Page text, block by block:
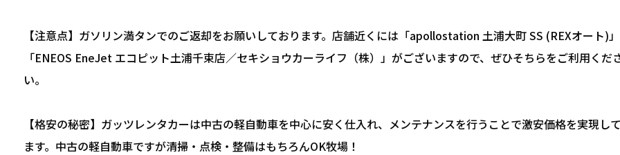
【注意点】ガソリン満タンでのご返却をお願いしております。店舗近くには「apollostation 土浦大町 SS (REXオート)
「ENEOS EneJet エコピット土浦千束店／セキショウカーライフ（株）」がございますので、ぜひそちらをご利用くだ
い。
【格安の秘密】ガッツレンタカーは中古の軽自動車を中心に安く仕入れ、メンテナンスを行うことで激安価格を実現し
ます。中古の軽自動車ですが清掃・点検・整備はもちろんOK牧場！